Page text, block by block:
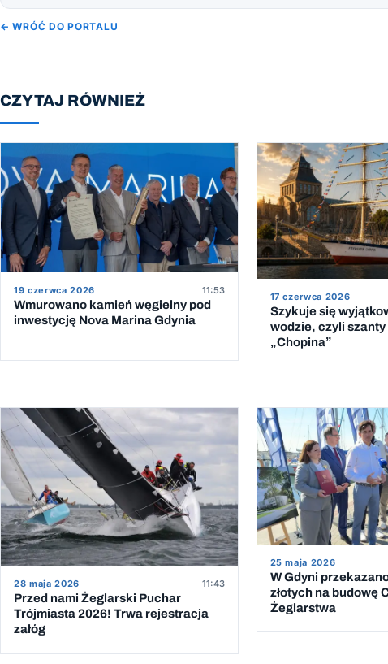
← WRÓĆ DO PORTALU
CZYTAJ RÓWNIEŻ
19 czerwca 2026 11:53
Wmurowano kamień węgielny pod
inwestycję Nova Marina Gdynia
17 czerwca 2026
Szykuje się
wodzie, czyli szanty
„Chopina”
28 maja 2026 11:43
Przed nami Żeglarski Puchar
Trójmiasta 2026! Trwa rejestracja
załóg
25 maja 2026
W Gdyni
złotych na budowę
Żeglarstwa